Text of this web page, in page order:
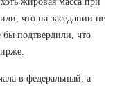
что на заседании не
бы подтвердили, что
в федеральный, а